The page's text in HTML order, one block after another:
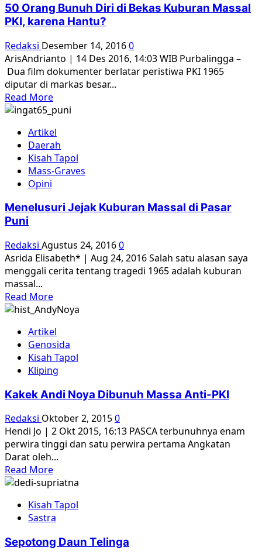
Harapan
Mereka?
50 Orang Bunuh Diri di Bekas Kuburan Massal
PKI, karena Hantu?
Redaksi Desember 14, 20160
ArisAndrianto | 14 Des 2016, 14:03 WIB Purbalingga –
Dua film dokumenter berlatar peristiwa PKI 1965
diputar di markas besar...
Read MoreRead
more
50
Orang
Bunuh
Diri
Bekas
Kuburan
karena
Hantu?
Artikel
Daerah
Kisah Tapol
Mass-Graves
Opini
Menelusuri Jejak Kuburan Massal di Pasar
Puni
Redaksi Agustus 24, 20160
Asrida Elisabeth* | Aug 24, 2016 Salah satu alasan saya
menggali cerita tentang tragedi 1965 adalah kuburan
massal...
Read MoreRead
more
Menelusuri
Jejak
Kuburan
Massal
Pasar
Puni
Artikel
Genosida
Kisah Tapol
Kliping
Kakek Andi Noya Dibunuh Massa Anti-PKI
Redaksi Oktober 2, 20150
Hendi Jo | 2 Okt 2015, 16:13 PASCA terbunuhnya enam
perwira tinggi dan satu perwira pertama Angkatan
Darat oleh...
Read MoreRead
more
Kakek
Andi
Dibunuh
Kisah Tapol
Sastra
Sepotong Daun Telinga